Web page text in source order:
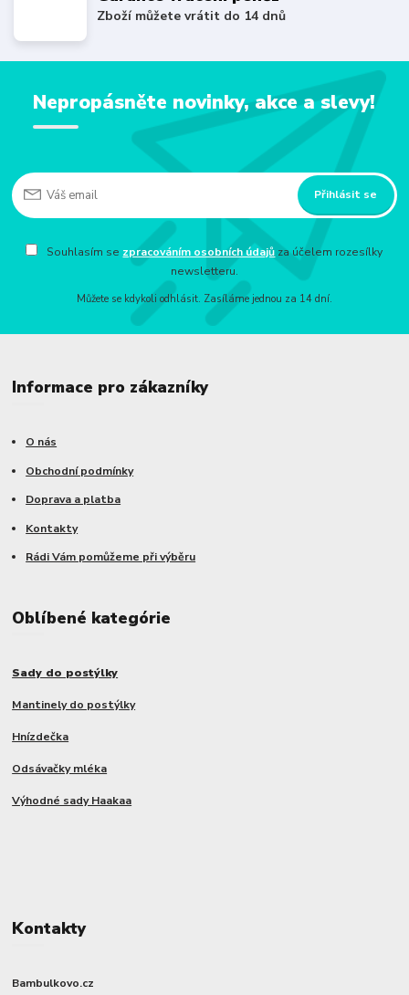
Zboží můžete vrátit do 14 dnů
Nepropásněte novinky, akce a slevy!
Přihlásit se
Souhlasím se zpracováním osobních údajů za účelem rozesílky
newsletteru.
Můžete se kdykoli odhlásit. Zasíláme jednou za 14 dní.
Informace pro zákazníky
O nás
Obchodní podmínky
Doprava a platba
Kontakty
Rádi Vám pomůžeme při výběru
Oblíbené kategórie
Sady do postýlky
Mantinely do postýlky
Hnízdečka
Odsávačky mléka
Výhodné sady Haakaa
Kontakty
Bambulkovo.cz